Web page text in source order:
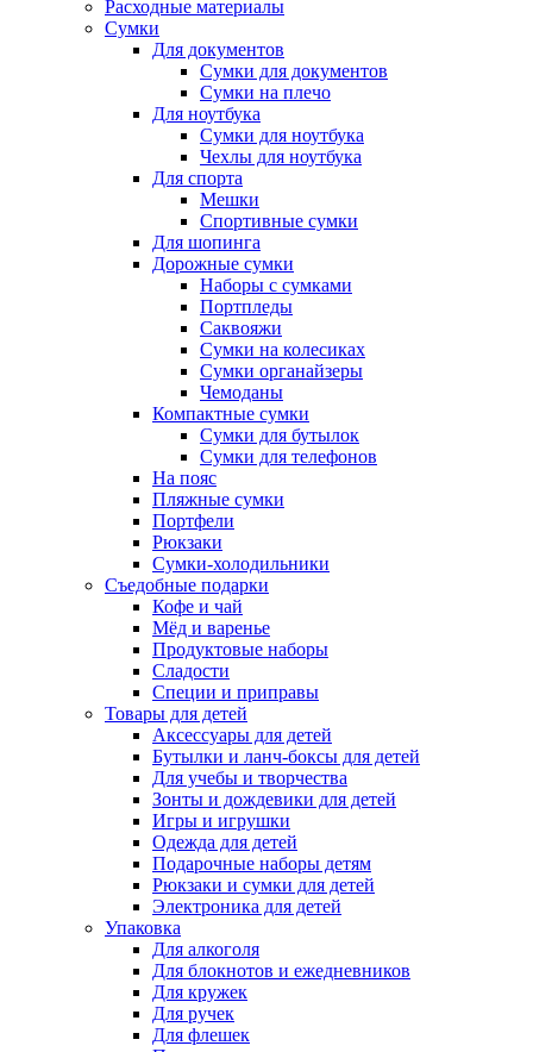
Расходные материалы
Сумки
Для документов
Сумки для документов
Сумки на плечо
Для ноутбука
Сумки для ноутбука
Чехлы для ноутбука
Для спорта
Мешки
Спортивные сумки
Для шопинга
Дорожные сумки
Наборы с сумками
Портпледы
Саквояжи
Сумки на колесиках
Сумки органайзеры
Чемоданы
Компактные сумки
Сумки для бутылок
Сумки для телефонов
На пояс
Пляжные сумки
Портфели
Рюкзаки
Сумки-холодильники
Съедобные подарки
Кофе и чай
Мёд и варенье
Продуктовые наборы
Сладости
Специи и приправы
Товары для детей
Аксессуары для детей
Бутылки и ланч-боксы для детей
Для учебы и творчества
Зонты и дождевики для детей
Игры и игрушки
Одежда для детей
Подарочные наборы детям
Рюкзаки и сумки для детей
Электроника для детей
Упаковка
Для алкоголя
Для блокнотов и ежедневников
Для кружек
Для ручек
Для флешек